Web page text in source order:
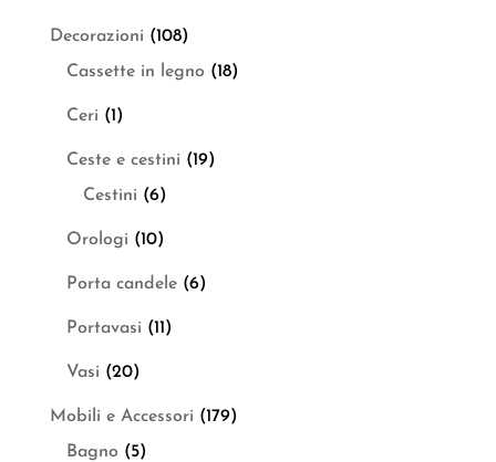
Decorazioni (108)
Cassette in legno (18)
Ceri (1)
Ceste e cestini (19)
Cestini (6)
Orologi (10)
Porta candele (6)
Portavasi (11)
Vasi (20)
Mobili e Accessori (179)
Bagno (5)